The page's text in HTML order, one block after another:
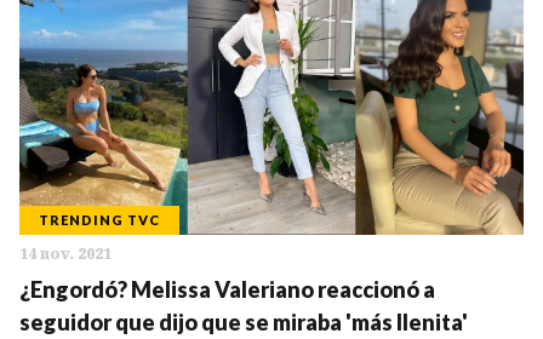
TRENDING TVC
14 nov. 2021
¿Engordó? Melissa Valeriano reaccionó a
seguidor que dijo que se miraba 'más llenita'